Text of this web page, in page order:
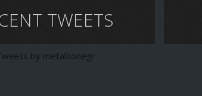
TWEETS
by metalzonegr